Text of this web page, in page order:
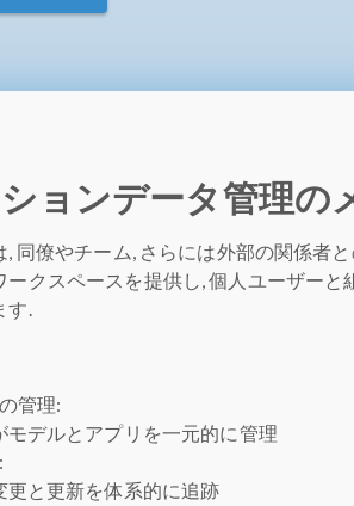
ョンデータ管理の
同僚やチーム, さらには外部の関係者
クスペースを提供し, 個人ユーザーと
す.
管理:
モデルとアプリを一元的に管理
更と更新を体系的に追跡